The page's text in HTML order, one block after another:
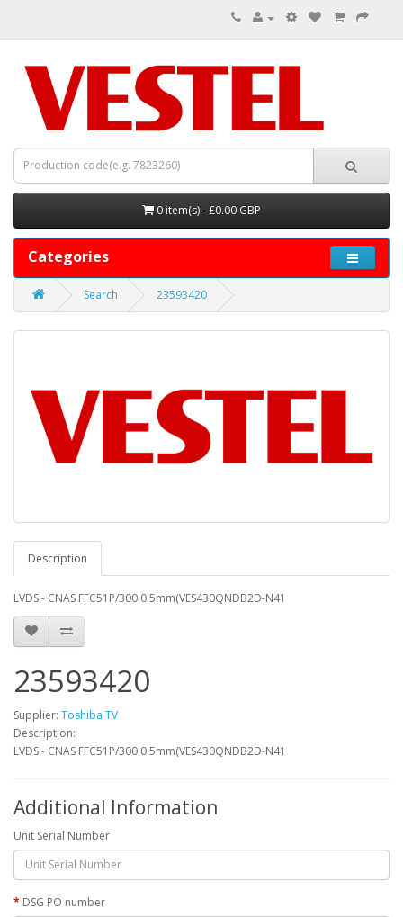
0 item(s) - £0.00 GBP
Categories
Search 23593420
Description
LVDS - CNAS FFC51P/300 0.5mm(VES430QNDB2D-N41
23593420
Supplier: Toshiba TV
Description:
LVDS - CNAS FFC51P/300 0.5mm(VES430QNDB2D-N41
Additional Information
Unit Serial Number
DSG PO number